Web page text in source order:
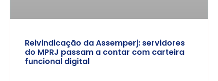
Reivindicação da Assemperj: servidores
do MPRJ passam a contar com carteira
funcional digital